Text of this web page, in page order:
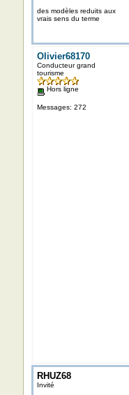
des modèles reduits aux
vrais sens du terme
Olivier68170
Conducteur grand
tourisme
Hors ligne
Messages: 272
RHUZ68
Invité